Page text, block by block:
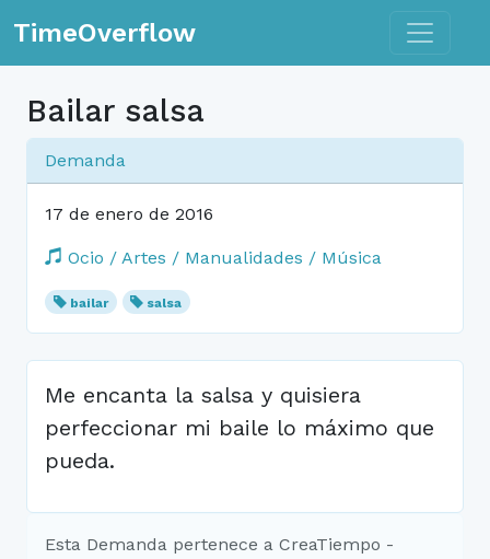
TimeOverflow Toggle
Bailar salsa
Demanda
17 de enero de 2016
Ocio / Artes / Manualidades / Música
bailar salsa
Me encanta la salsa y quisiera
perfeccionar mi baile lo máximo que
pueda.
Esta Demanda pertenece a CreaTiempo -